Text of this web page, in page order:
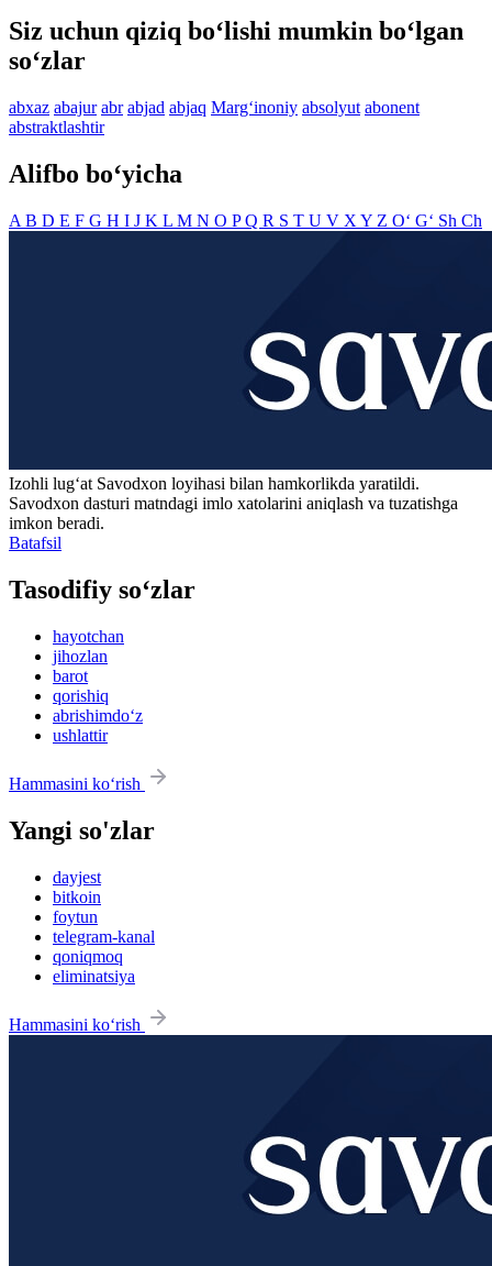
Siz uchun qiziq bo‘lishi mumkin bo‘lgan
so‘zlar
abxaz abajur abr abjad abjaq Marg‘inoniy absolyut abonent
abstraktlashtir
Alifbo bo‘yicha
A B D E F G H I J K L M N O PQ R S T U V X Y Z O‘ G‘ Sh Ch
Izohli lugʻat Savodxon loyihasi bilan hamkorlikda yaratildi.
Savodxon dasturi matndagi imlo xatolarini aniqlash va tuzatishga
imkon beradi.
Batafsil
Tasodifiy so‘zlar
hayotchan
jihozlan
barot
qorishiq
abrishimdo‘z
ushlattir
Hammasini ko‘rish
Yangi so'zlar
dayjest
bitkoin
foytun
telegram-kanal
qoniqmoq
eliminatsiya
Hammasini ko‘rish